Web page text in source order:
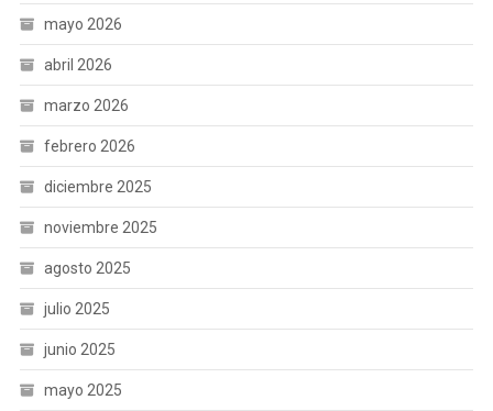
mayo 2026
abril 2026
marzo 2026
febrero 2026
diciembre 2025
noviembre 2025
agosto 2025
julio 2025
junio 2025
mayo 2025